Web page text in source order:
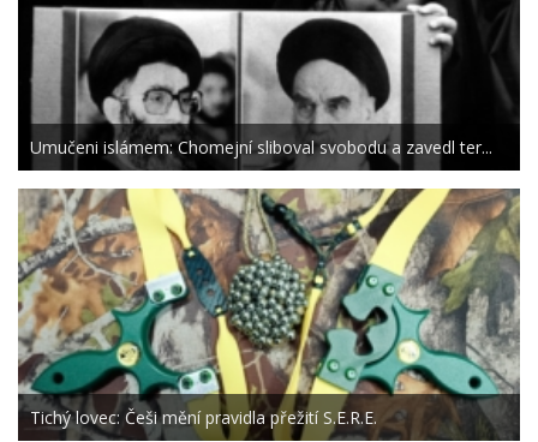
Umučeni islámem: Chomejní sliboval svobodu a zavedl ter...
Tichý lovec: Češi mění pravidla přežití S.E.R.E.